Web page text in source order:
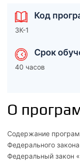
Код
ЗК-1
Срок
40 часов
О
Содержание
Федерального
Федеральный закон